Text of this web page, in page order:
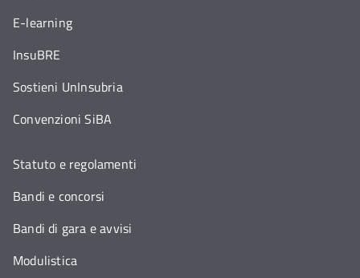
E-learning
InsuBRE
Sostieni UnInsubria
Convenzioni SiBA
Statuto e regolamenti
Bandi e concorsi
Bandi di gara e avvisi
Modulistica